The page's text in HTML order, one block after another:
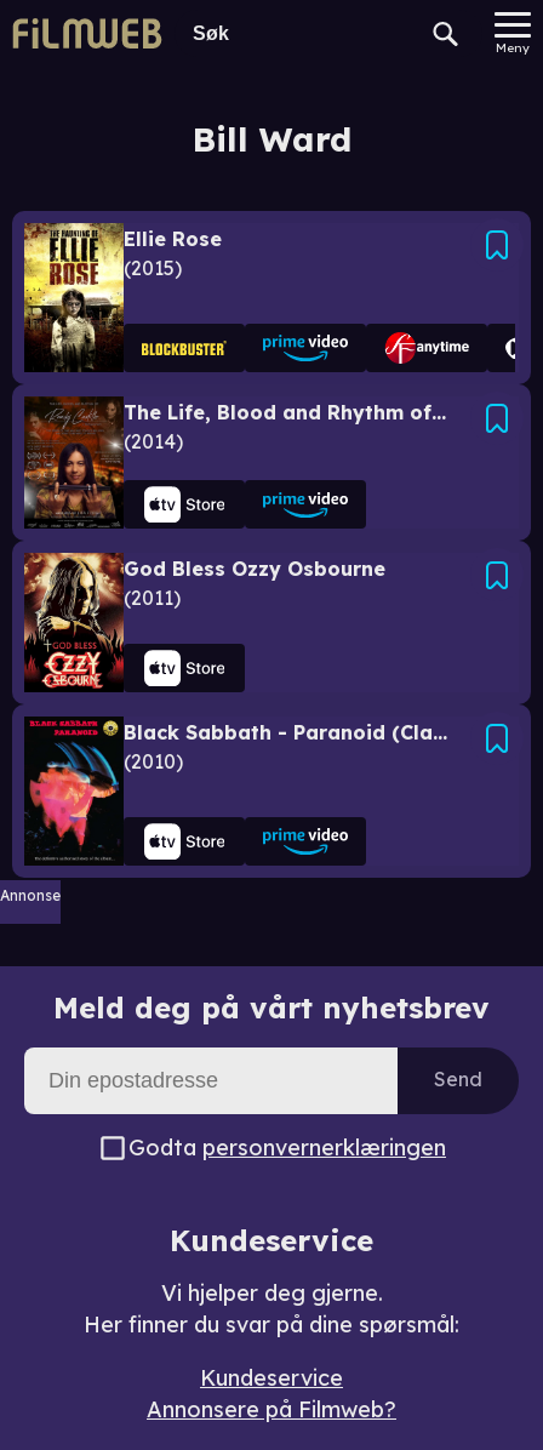
Meny
Bill Ward
Ellie Rose
2015
The Life, Blood and Rhythm of Randy Castillo
2014
God Bless Ozzy Osbourne
2011
Black Sabbath - Paranoid (Classic Album)
2010
Annonse
Meld deg på vårt nyhetsbrev
Send
Godta personvernerklæringen
Kundeservice
Vi hjelper deg gjerne.
Her finner du svar på dine spørsmål:
Kundeservice
Annonsere på Filmweb?